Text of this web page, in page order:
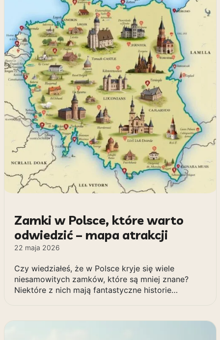
Zamki w Polsce, które warto
odwiedzić – mapa atrakcji
22 maja 2026
Czy wiedziałeś, że w Polsce kryje się wiele
niesamowitych zamków, które są mniej znane?
Niektóre z nich mają fantastyczne historie…